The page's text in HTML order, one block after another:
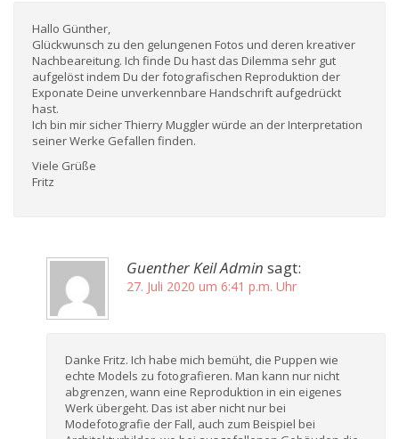
Hallo Günther,
Glückwunsch zu den gelungenen Fotos und deren kreativer
Nachbeareitung. Ich finde Du hast das Dilemma sehr gut
aufgelöst indem Du der fotografischen Reproduktion der
Exponate Deine unverkennbare Handschrift aufgedrückt
hast.
Ich bin mir sicher Thierry Muggler würde an der Interpretation
seiner Werke Gefallen finden.
Viele Grüße
Fritz
Guenther Keil Admin sagt:
27. Juli 2020 um 6:41 p.m. Uhr
Danke Fritz. Ich habe mich bemüht, die Puppen wie
echte Models zu fotografieren. Man kann nur nicht
abgrenzen, wann eine Reproduktion in ein eigenes
Werk übergeht. Das ist aber nicht nur bei
Modefotografie der Fall, auch zum Beispiel bei